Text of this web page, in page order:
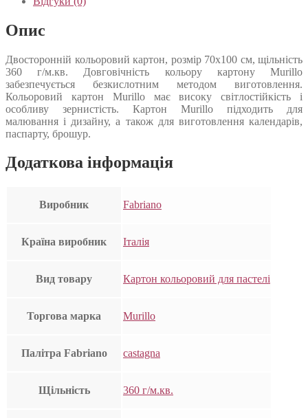
Опис
Двосторонній кольоровий картон, розмір 70х100 см, щільність
360 г/м.кв. Довговічність кольору картону Murillo
забезпечується безкислотним методом виготовлення.
Кольоровий картон Murillo має високу світлостійкість і
особливу зернистість. Картон Murillo підходить для
малювання і дизайну, а також для виготовлення календарів,
паспарту, брошур.
Додаткова інформація
Виробник Fabriano
Країна виробник Італія
Вид товару Картон кольоровий для пастелі
Торгова марка Murillo
Палітра Fabriano castagna
Щільність 360 г/м.кв.